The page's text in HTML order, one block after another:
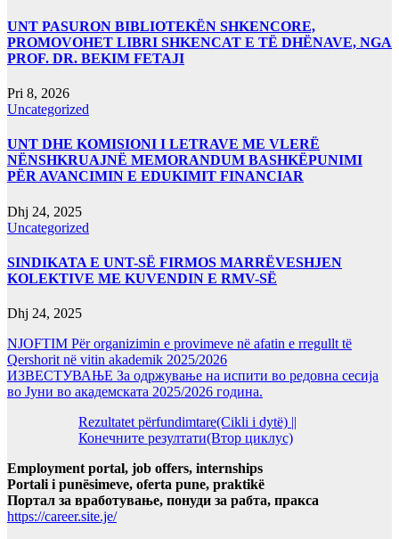
UNT PASURON BIBLIOTEKËN SHKENCORE,
PROMOVOHET LIBRI SHKENCAT E TË DHËNAVE, NGA
PROF. DR. BEKIM FETAJI
Pri 8, 2026
Uncategorized
UNT DHE KOMISIONI I LETRAVE ME VLERË
NËNSHKRUAJNË MEMORANDUM BASHKËPUNIMI
PËR AVANCIMIN E EDUKIMIT FINANCIAR
Dhj 24, 2025
Uncategorized
SINDIKATA E UNT-SË FIRMOS MARRËVESHJEN
KOLEKTIVE ME KUVENDIN E RMV-SË
Dhj 24, 2025
NJOFTIM Për organizimin e provimeve në afatin e rregullt të
Qershorit në vitin akademik 2025/2026
ИЗВЕСТУВАЊЕ За одржување на испити во редовна сесија
во Јуни во академската 2025/2026 година.
Rezultatet përfundimtare(Cikli i dytë) ||
Конечните резултати(Втор циклус)
Employment portal, job offers, internships
Portali i punësimeve, oferta pune, praktikë
Портал за вработување, понуди за рабта, пракса
https://career.site.je/